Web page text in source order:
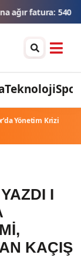
bin lira ceza, 6
TeknolojiSpor
Yönetim Krizi
I
KAÇIŞ